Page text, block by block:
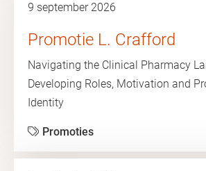
9 september 2026
Promotie L. Crafford
Navigating the Clinical Pharmacy
Developing Roles, Motivation and
Identity
Promoties